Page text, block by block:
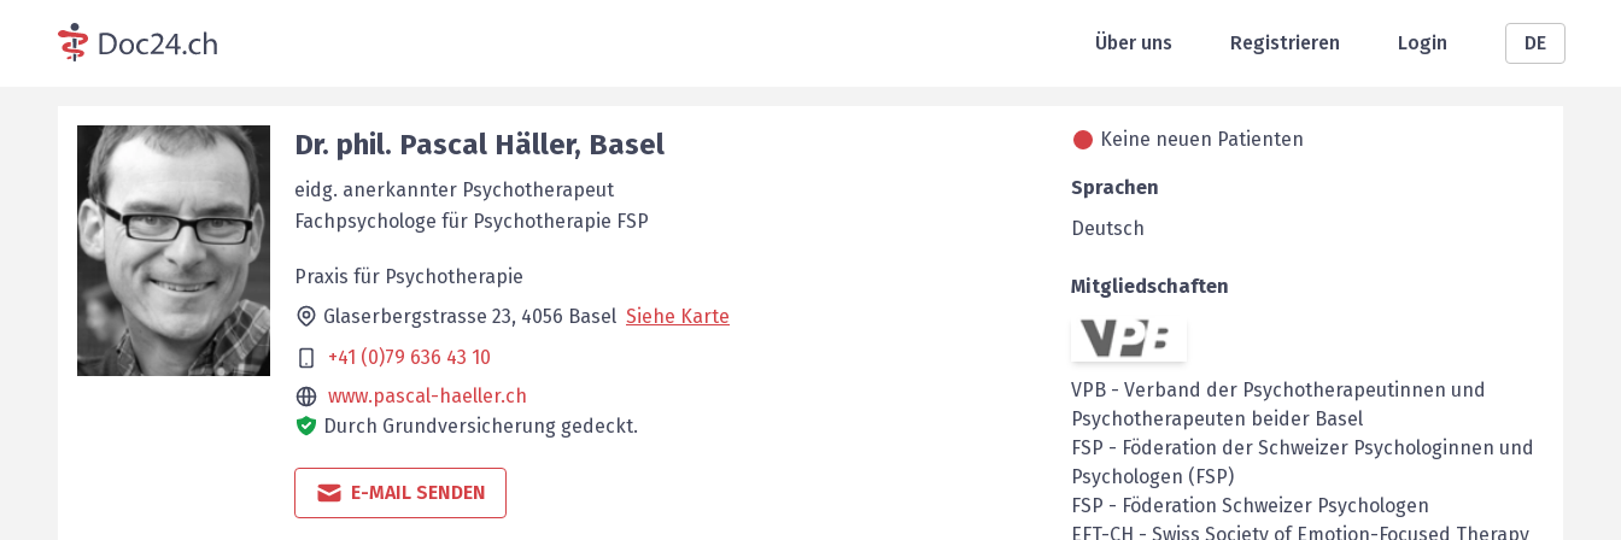
Über uns Registrieren Login DE
Dr. phil. Pascal Häller, Basel
eidg. anerkannter Psychotherapeut
Fachpsychologe für Psychotherapie FSP
Praxis für Psychotherapie
Glaserbergstrasse 23, 4056 Basel Siehe Karte
+41 (0)79 636 43 10
www.pascal-haeller.ch
Durch Grundversicherung gedeckt.
E-MAIL SENDEN
Keine neuen Patienten
Sprachen
Deutsch
Mitgliedschaften
VPB - Verband der Psychotherapeutinnen und
Psychotherapeuten beider Basel
FSP - Föderation der Schweizer Psychologinnen und
Psychologen (FSP)
FSP - Föderation Schweizer Psychologen
EFT-CH - Swiss Society of Emotion-Focused Therapy